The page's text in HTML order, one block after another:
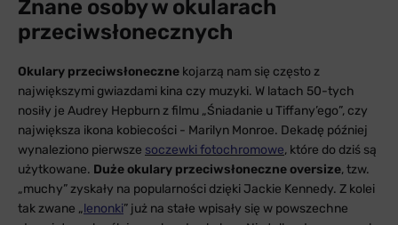
Znane osoby w okularach
przeciwsłonecznych
Okulary przeciwsłoneczne kojarzą nam się często z
największymi gwiazdami kina czy muzyki. W latach 50-tych
nosiły je Audrey Hepburn z filmu „Śniadanie u Tiffany’ego”, czy
największa ikona kobiecości - Marilyn Monroe. Dekadę później
wynaleziono pierwsze soczewki fotochromowe, które do dziś są
użytkowane. Duże okulary przeciwsłoneczne oversize, tzw.
„muchy” zyskały na popularności dzięki Jackie Kennedy. Z kolei
tak zwane „lenonki” już na stałe wpisały się w powszechne